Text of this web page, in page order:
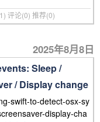
评论(0) 推荐(0)
2025年8月8日
Sleep /
/ Display change
swift-to-detect-osx-sy
display-cha